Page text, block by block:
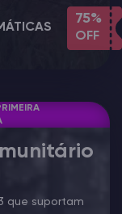
75%
OFF
que suportam